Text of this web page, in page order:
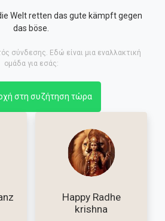
Welt retten das gute kämpft gegen
das böse.
σύνδεσης. Εδώ είναι μια εναλλακτική
ομάδα για εσάς:
στη συζήτηση τώρα
Happy Radhe
krishna